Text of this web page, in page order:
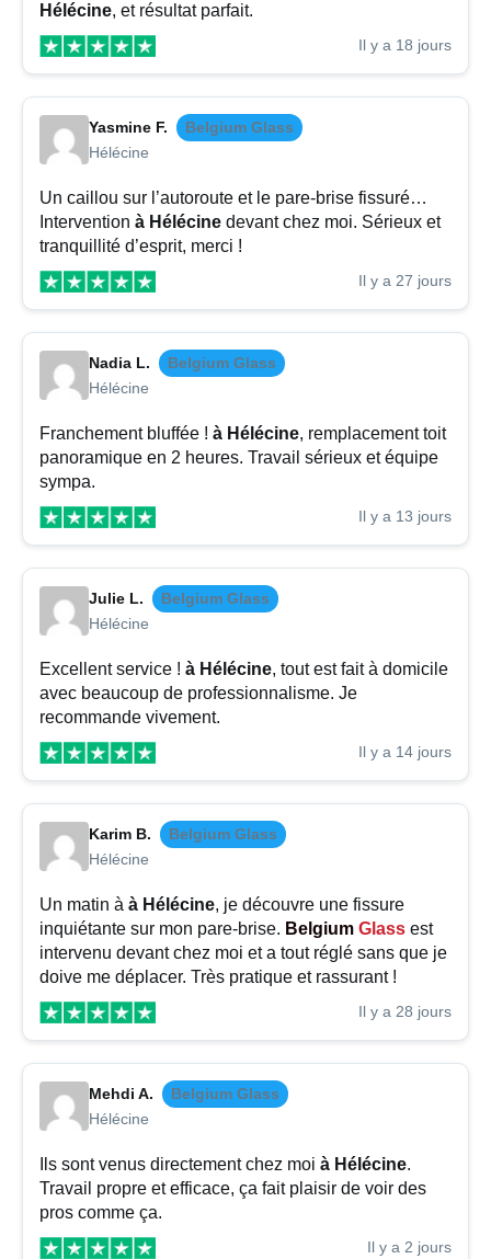
Hélécine, et résultat parfait.
Il y a 18 jours
Yasmine F.
Belgium Glass
Hélécine
Un caillou sur l’autoroute et le pare-brise fissuré…
Intervention à Hélécine devant chez moi. Sérieux et
tranquillité d’esprit, merci !
Il y a 27 jours
Nadia L.
Belgium Glass
Hélécine
Franchement bluffée ! à Hélécine, remplacement toit
panoramique en 2 heures. Travail sérieux et équipe
sympa.
Il y a 13 jours
Julie L.
Belgium Glass
Hélécine
Excellent service ! à Hélécine, tout est fait à domicile
avec beaucoup de professionnalisme. Je
recommande vivement.
Il y a 14 jours
Karim B.
Belgium Glass
Hélécine
Un matin à à Hélécine, je découvre une fissure
inquiétante sur mon pare-brise. Belgium Glass est
intervenu devant chez moi et a tout réglé sans que je
doive me déplacer. Très pratique et rassurant !
Il y a 28 jours
Mehdi A.
Belgium Glass
Hélécine
Ils sont venus directement chez moi à Hélécine.
Travail propre et efficace, ça fait plaisir de voir des
pros comme ça.
Il y a 2 jours